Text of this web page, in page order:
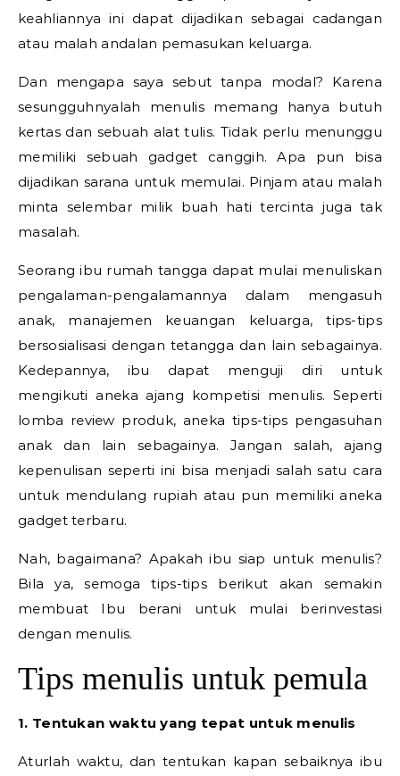
keahliannya ini dapat dijadikan sebagai cadangan
atau malah andalan pemasukan keluarga.
Dan mengapa saya sebut tanpa modal? Karena
sesungguhnyalah menulis memang hanya butuh
kertas dan sebuah alat tulis. Tidak perlu menunggu
memiliki sebuah gadget canggih. Apa pun bisa
dijadikan sarana untuk memulai. Pinjam atau malah
minta selembar milik buah hati tercinta juga tak
masalah.
Seorang ibu rumah tangga dapat mulai menuliskan
pengalaman-pengalamannya dalam mengasuh
anak, manajemen keuangan keluarga, tips-tips
bersosialisasi dengan tetangga dan lain sebagainya.
Kedepannya, ibu dapat menguji diri untuk
mengikuti aneka ajang kompetisi menulis. Seperti
lomba review produk, aneka tips-tips pengasuhan
anak dan lain sebagainya. Jangan salah, ajang
kepenulisan seperti ini bisa menjadi salah satu cara
untuk mendulang rupiah atau pun memiliki aneka
gadget terbaru.
Nah, bagaimana? Apakah ibu siap untuk menulis?
Bila ya, semoga tips-tips berikut akan semakin
membuat Ibu berani untuk mulai berinvestasi
dengan menulis.
Tips menulis untuk pemula
1. Tentukan waktu yang tepat untuk menulis
Aturlah waktu, dan tentukan kapan sebaiknya ibu